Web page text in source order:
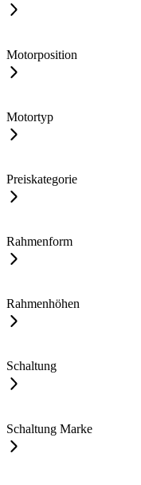
Motorposition
Motortyp
Preiskategorie
Rahmenform
Rahmenhöhen
Schaltung
Schaltung Marke